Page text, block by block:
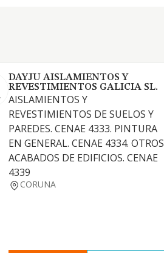
DAYJU AISLAMIENTOS Y
REVESTIMIENTOS GALICIA SL.
AISLAMIENTOS Y
REVESTIMIENTOS DE SUELOS Y
PAREDES. CENAE 4333. PINTURA
EN GENERAL. CENAE 4334. OTROS
ACABADOS DE EDIFICIOS. CENAE
4339
CORUNA